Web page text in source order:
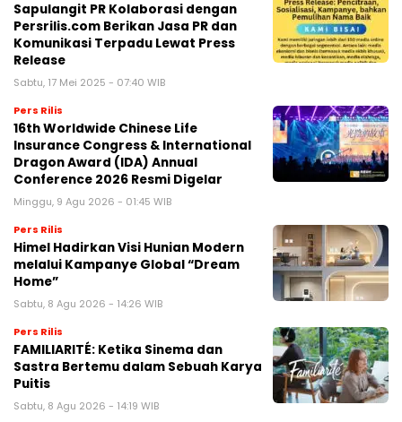
Sapulangit PR Kolaborasi dengan
Persrilis.com Berikan Jasa PR dan
Komunikasi Terpadu Lewat Press
Release
Sabtu, 17 Mei 2025 - 07:40 WIB
Pers Rilis
16th Worldwide Chinese Life
Insurance Congress & International
Dragon Award (IDA) Annual
Conference 2026 Resmi Digelar
Minggu, 9 Agu 2026 - 01:45 WIB
Pers Rilis
Himel Hadirkan Visi Hunian Modern
melalui Kampanye Global “Dream
Home”
Sabtu, 8 Agu 2026 - 14:26 WIB
Pers Rilis
FAMILIARITÉ: Ketika Sinema dan
Sastra Bertemu dalam Sebuah Karya
Puitis
Sabtu, 8 Agu 2026 - 14:19 WIB